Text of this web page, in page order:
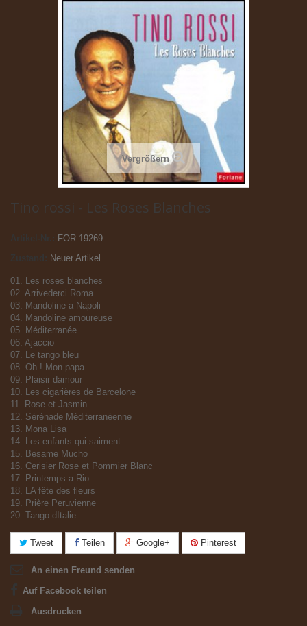
Vergrößern
Tino rossi - Les Roses Blanches
Artikel-Nr.:
FOR 19269
Zustand:
Neuer Artikel
01. Les roses blanches
02. Arrivederci Roma
03. Mandoline a Napoli
04. Mandoline amoureuse
05. Méditerranée
06. Ajaccio
07. Le tango bleu
08. Oh ! Mon papa
09. Plaisir damour
10. Les cigarières de Barcelone
11. Rose et Jasmin
12. Sérénade Méditerranéenne
13. Mona Lisa
14. Les enfants qui saiment
15. Besame Mucho
16. Cerisier Rose et Pommier Blanc
17. Printemps a Rio
18. LA fête des fleurs
19. Prière Peruvienne
20. Tango dItalie
Tweet Teilen Google+ Pinterest
An einen Freund senden
Auf Facebook teilen
Ausdrucken